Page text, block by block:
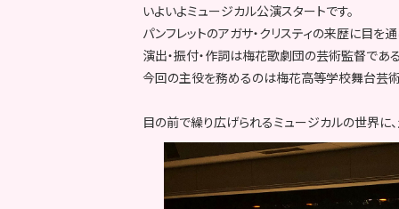
いよいよミュージカル公演スタートです。
パンフレットのアガサ・クリスティの来歴に目を
演出・振付・作詞は梅花歌劇団の芸術監督であ
今回の主役を務めるのは梅花高等学校舞台芸
目の前で繰り広げられるミュージカルの世界に